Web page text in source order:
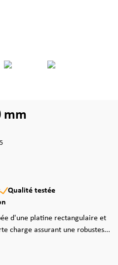
mm
Qualité testée
d'une platine rectangulaire et
charge assurant une robustes...